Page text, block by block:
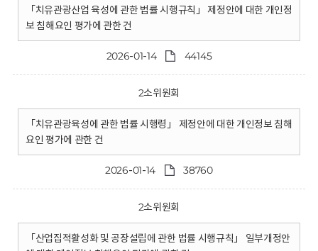
「치유관광산업 육성에 관한 법률 시행규칙」 제정안에 대한 개인정
보 침해요인 평가에 관한 건
2026-01-14 44145
2소위원회
「치유관광육성에 관한 법률 시행령」 제정안에 대한 개인정보 침해
요인 평가에 관한 건
2026-01-14 38760
2소위원회
「산업집적활성화 및 공장설립에 관한 법률 시행규칙」 일부개정안